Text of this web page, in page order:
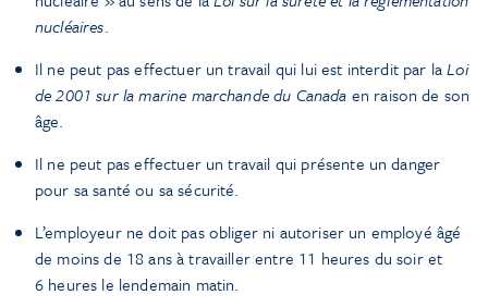
nucléaires.
Il ne peut pas effectuer un travail qui lui est interdit par laLoi
de 2001 sur la marine marchande du Canada en raison de son
âge.
Il ne peut pas effectuer un travail qui présente un danger
pour sa santé ou sa sécurité.
L’employeur ne doit pas obliger ni autoriser un employé âgé
de moins de 18 ans à travailler entre 11 heures du soir et
6 heures le lendemain matin.